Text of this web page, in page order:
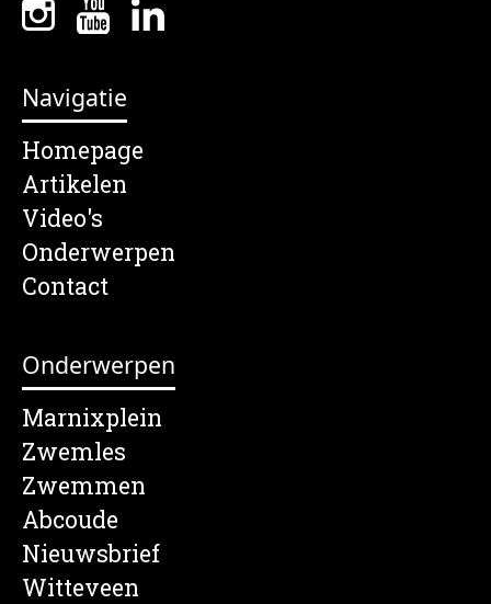
Navigatie
Homepage
Artikelen
Video's
Onderwerpen
Contact
Onderwerpen
Marnixplein
Zwemles
Zwemmen
Abcoude
Nieuwsbrief
Witteveen